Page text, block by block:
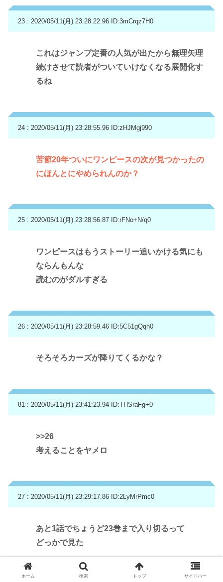
23 : 2020/05/11(月) 23:28:22.96 ID:3mCrqz7H0
これはジャンプ定番の人気が出たから無理矢理
続けさせて読者がついていけなくなる展開化す
るね
24 : 2020/05/11(月) 23:28:55.96 ID:zHJMgj990
苦節20年ついにワンピースの次が見つかったの
にほんとにやめられんのか？
25 : 2020/05/11(月) 23:28:56.87 ID:rFNo+N/q0
ワンピースはもうストーリー追いかける気にも
ならんもんな
読むのがダルすぎる
26 : 2020/05/11(月) 23:28:59.46 ID:5C51gQqh0
そろそろカーズが降りてくるかな？
81 : 2020/05/11(月) 23:41:23.94 ID:THSraFg+0
>>26
考えることをヤメロ
27 : 2020/05/11(月) 23:29:17.86 ID:2LyMrPmc0
あと1話でちょうど23巻まで入り切るって
どっかで見た
ホーム 検索 トップ サイドバー